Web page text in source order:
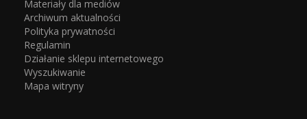
Materiały dla mediów
Archiwum aktualności
Polityka prywatności
Regulamin
Działanie sklepu internetowego
Wyszukiwanie
Mapa witryny